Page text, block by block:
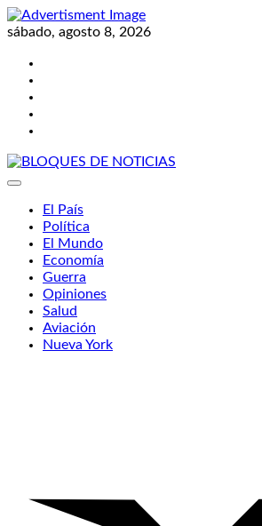
Skip
to
sábado, agosto 8, 2026
El País
Política
El Mundo
Economía
Guerra
Opiniones
Salud
Aviación
Nueva York